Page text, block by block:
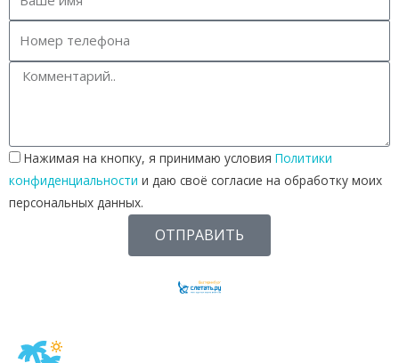
Нажимая на кнопку, я принимаю условия Политики
конфиденциальности и даю своё согласие на обработку моих
персональных данных.
ОТПРАВИТЬ